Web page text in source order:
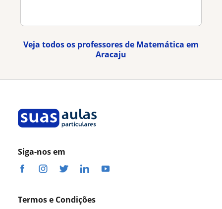
Veja todos os professores de Matemática em
Aracaju
Siga-nos em
Termos e Condições